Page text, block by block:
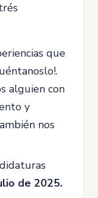
que
alguien con
y
nos
de 2025.